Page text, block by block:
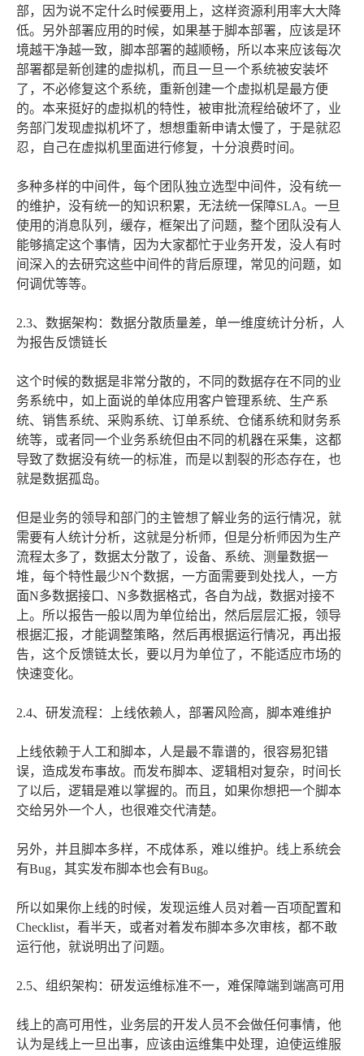
部，因为说不定什么时候要用上，这样资源利用率大大降
低。另外部署应用的时候，如果基于脚本部署，应该是环
境越干净越一致，脚本部署的越顺畅，所以本来应该每次
部署都是新创建的虚拟机，而且一旦一个系统被安装坏
了，不必修复这个系统，重新创建一个虚拟机是最方便
的。本来挺好的虚拟机的特性，被审批流程给破坏了，业
务部门发现虚拟机坏了，想想重新申请太慢了，于是就忍
忍，自己在虚拟机里面进行修复，十分浪费时间。
多种多样的中间件，每个团队独立选型中间件，没有统一
的维护，没有统一的知识积累，无法统一保障SLA。一旦
使用的消息队列，缓存，框架出了问题，整个团队没有人
能够搞定这个事情，因为大家都忙于业务开发，没人有时
间深入的去研究这些中间件的背后原理，常见的问题，如
何调优等等。
2.3、数据架构：数据分散质量差，单一维度统计分析，人
为报告反馈链长
这个时候的数据是非常分散的，不同的数据存在不同的业
务系统中，如上面说的单体应用客户管理系统、生产系
统、销售系统、采购系统、订单系统、仓储系统和财务系
统等，或者同一个业务系统但由不同的机器在采集，这都
导致了数据没有统一的标准，而是以割裂的形态存在，也
就是数据孤岛。
但是业务的领导和部门的主管想了解业务的运行情况，就
需要有人统计分析，这就是分析师，但是分析师因为生产
流程太多了，数据太分散了，设备、系统、测量数据一
堆，每个特性最少N个数据，一方面需要到处找人，一方
面N多数据接口、N多数据格式，各自为战，数据对接不
上。所以报告一般以周为单位给出，然后层层汇报，领导
根据汇报，才能调整策略，然后再根据运行情况，再出报
告，这个反馈链太长，要以月为单位了，不能适应市场的
快速变化。
2.4、研发流程：上线依赖人，部署风险高，脚本难维护
上线依赖于人工和脚本，人是最不靠谱的，很容易犯错
误，造成发布事故。而发布脚本、逻辑相对复杂，时间长
了以后，逻辑是难以掌握的。而且，如果你想把一个脚本
交给另外一个人，也很难交代清楚。
另外，并且脚本多样，不成体系，难以维护。线上系统会
有Bug，其实发布脚本也会有Bug。
所以如果你上线的时候，发现运维人员对着一百项配置和
Checklist，看半天，或者对着发布脚本多次审核，都不敢
运行他，就说明出了问题。
2.5、组织架构：研发运维标准不一，难保障端到端高可用
线上的高可用性，业务层的开发人员不会做任何事情，他
认为是线上一旦出事，应该由运维集中处理，迫使运维服